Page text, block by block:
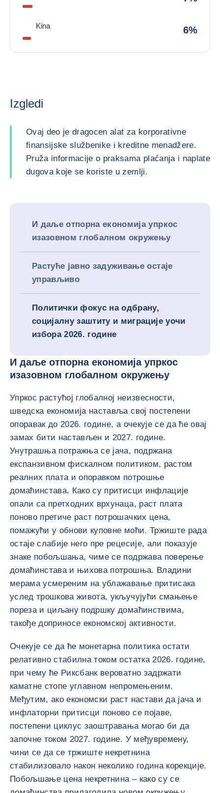
Kina 6%
Izgledi
Ovaj deo je dragocen alat za korporativne
finansijske službenike i kreditne menadžere.
Pruža informacije o praksama plaćanja i naplate
dugova koje se koriste u zemlji.
И даље отпорна економија упркос
изазовном глобалном окружењу
Растуће јавно задуживање остаје
управљиво
Политички фокус на одбрану,
социјалну заштиту и миграције уочи
избора 2026. године
И даље отпорна економија упркос
изазовном глобалном окружењу
Упркос растућој глобалној неизвесности,
шведска економија наставља свој постепени
опоравак до 2026. године, а очекује се да ће овај
замах бити настављен и 2027. године.
Унутрашња потражња се јача, подржана
експанзивном фискалном политиком, растом
реалних плата и опоравком потрошње
домаћинстава. Како су притисци инфлације
опали са претходних врхунаца, раст плата
поново претиче раст потрошачких цена,
помажући у обнови куповне моћи. Тржиште рада
остаје слабије него пре рецесије, али показује
знаке побољшања, чиме се подржава поверење
домаћинстава и њихова потрошња. Владини
мерама усмереним на ублажавање притисака
услед трошкова живота, укључујући смањење
пореза и циљану подршку домаћинствима,
такође доприносе економској активности.
Очекује се да ће монетарна политика остати
релативно стабилна током остатка 2026. године,
при чему ће Риксбанк вероватно задржати
каматне стопе углавном непромењеним.
Међутим, ако економски раст настави да јача и
инфлаторни притисци поново се појаве,
постепени циклус заоштравања могао би да
започне током 2027. године. У међувремену,
чини се да се тржиште некретнина
стабилизовало након неколико година корекције.
Побољшање цена некретнина – како су се